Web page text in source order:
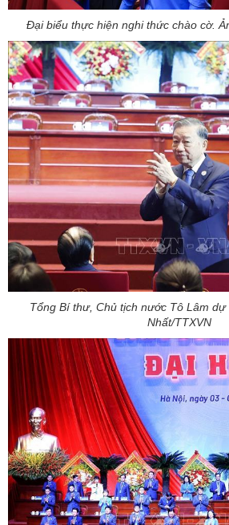
Đại biểu thực hiện nghi thức chào cờ.
Tổng Bí thư, Chủ tịch nước Tô Lâm
Nhất/TTXVN